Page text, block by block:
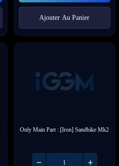
Ajouter Au Panier
Only Main Part : [Iron] Sandbike Mk2